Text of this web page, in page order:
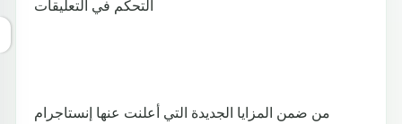
التحكم في التعليقات
من ضمن المزايا الجديدة التي أعلنت عنها إنستاجرام